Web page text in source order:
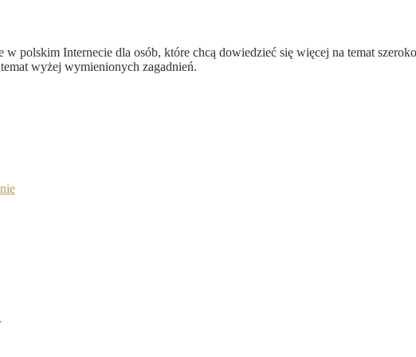
polskim Internecie dla osób, które chcą dowiedzieć się więcej na temat
wyżej wymienionych zagadnień.